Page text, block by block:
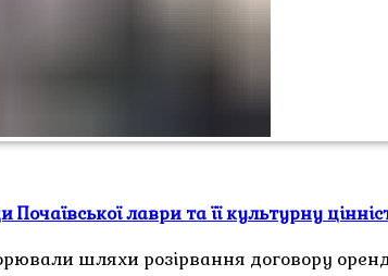
лаври та її культурну
шляхи розірвання договору